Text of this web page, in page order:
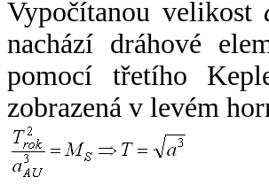
Vypočítanou velikost
nachází dráhové
pomocí třetího
zobrazená v levém